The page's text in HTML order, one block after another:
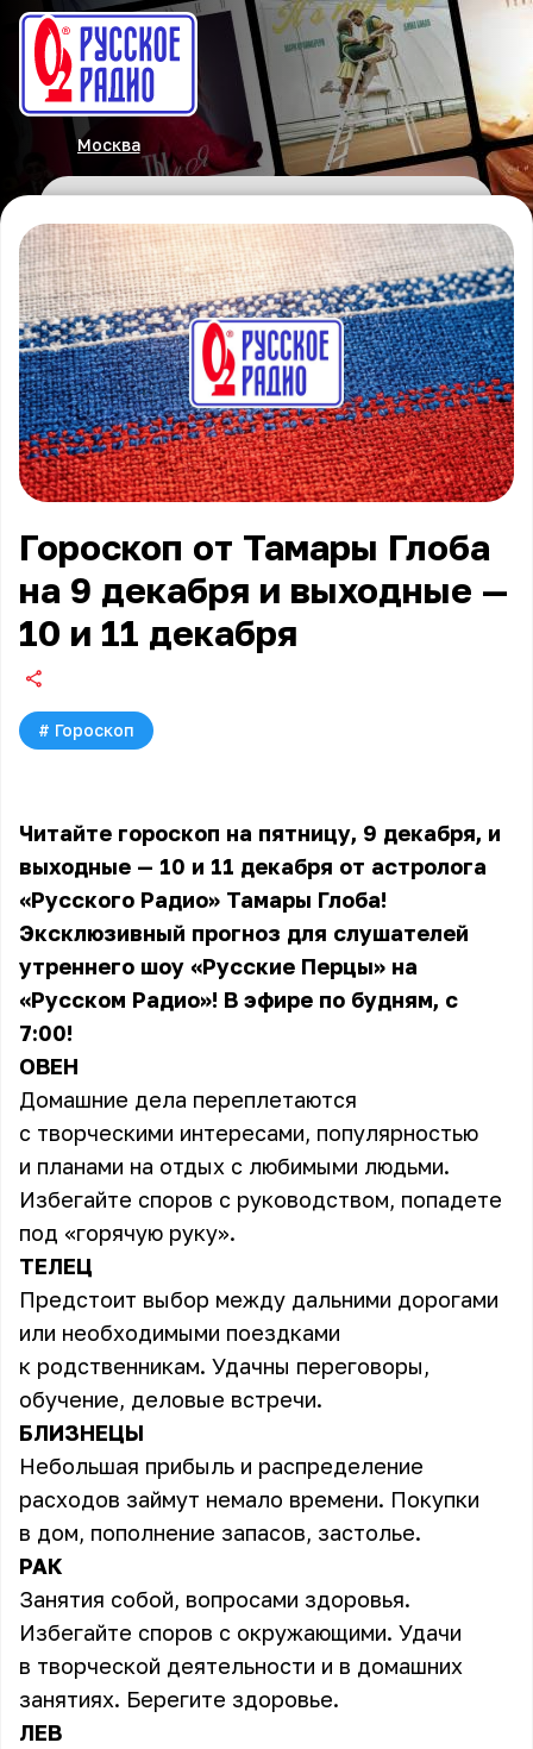
Москва
Гороскоп от Тамары Глоба
на 9 декабря и выходные —
10 и 11 декабря
# Гороскоп
Читайте гороскоп на пятницу, 9 декабря, и
выходные — 10 и 11 декабря от астролога
«Русского Радио» Тамары Глоба!
Эксклюзивный прогноз для слушателей
утреннего шоу «Русские Перцы» на
«Русском Радио»! В эфире по будням, с
7:00!
ОВЕН
Домашние дела переплетаются
с творческими интересами, популярностью
и планами на отдых с любимыми людьми.
Избегайте споров с руководством, попадете
под «горячую руку».
ТЕЛЕЦ
Предстоит выбор между дальними дорогами
или необходимыми поездками
к родственникам. Удачны переговоры,
обучение, деловые встречи.
БЛИЗНЕЦЫ
Небольшая прибыль и распределение
расходов займут немало времени. Покупки
в дом, пополнение запасов, застолье.
РАК
Занятия собой, вопросами здоровья.
Избегайте споров с окружающими. Удачи
в творческой деятельности и в домашних
занятиях. Берегите здоровье.
ЛЕВ